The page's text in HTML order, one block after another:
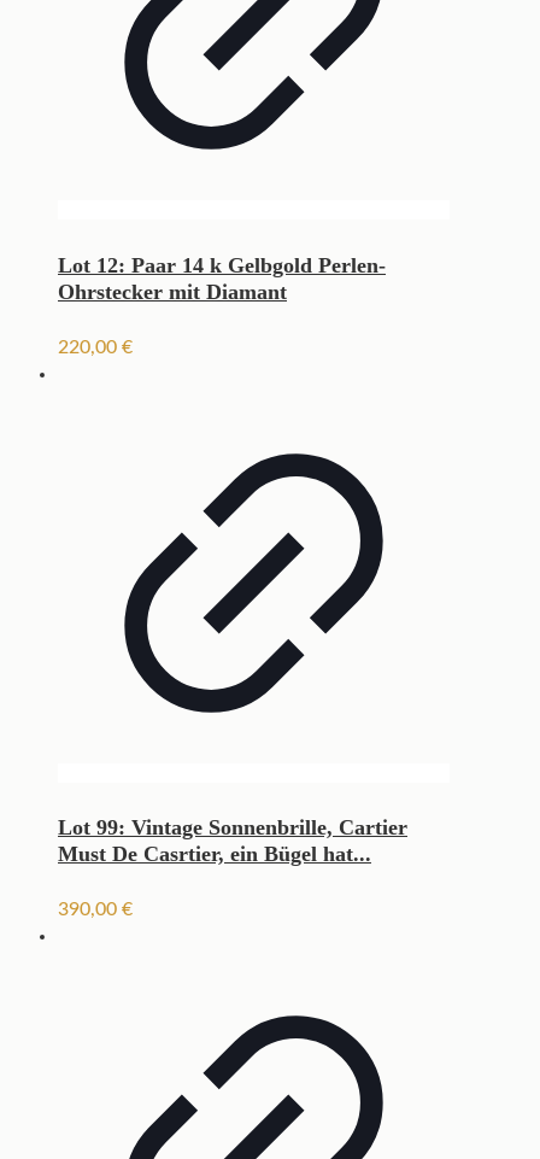
Lot 12: Paar 14 k Gelbgold Perlen-
Ohrstecker mit Diamant
220,00 €
Lot 99: Vintage Sonnenbrille, Cartier
Must De Casrtier, ein Bügel hat...
390,00 €